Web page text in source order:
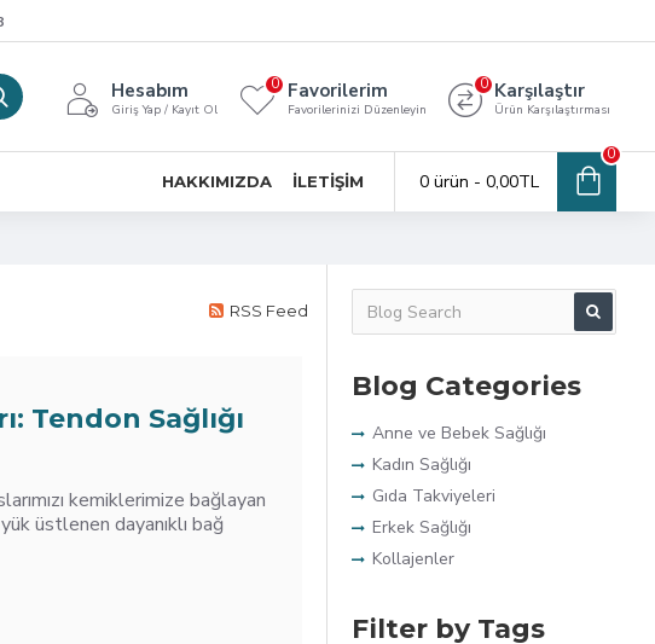
Hesabım
Giriş Yap / Kayıt Ol
Favorilerim
Favorilerinizi Düzenleyin
0 Karşılaştır
Ürün Karşılaştırması
0
HAKKIMIZDA İLETIŞIM 0 ürün - 0,00TL
0
RSS Feed
Tendon Sağlığı
kemiklerimize bağlayan
üstlenen dayanıklı bağ
Blog Categories
Anne ve Bebek Sağlığı
Kadın Sağlığı
Gıda Takviyeleri
Erkek Sağlığı
Kollajenler
Filter by Tags